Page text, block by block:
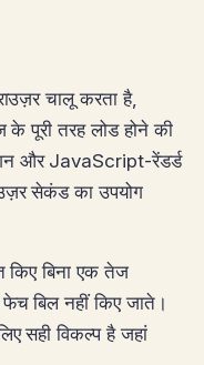
चालू करता है,
पूरी तरह लोड होने की
और JavaScript-रेंडर्ड
सेकंड का उपयोग
किए बिना एक तेज
बिल नहीं किए जाते।
सही विकल्प है जहां